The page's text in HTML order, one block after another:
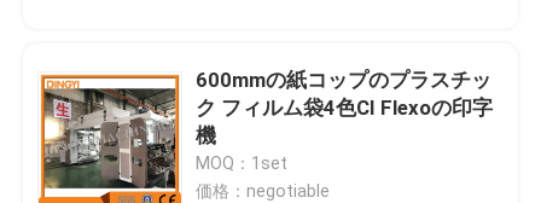
600mmの紙コップのプラスチッ
ク フィルム袋4色CI Flexoの印字
機
MOQ：1set
価格：negotiable